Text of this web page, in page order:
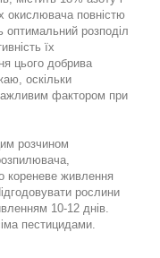
окислювача повністю
оптимальний розподіл
їх
цього добрива
оскільки
фактором при
розчином
кореневе живлення
рослини
10-12 днів.
пестицидами.